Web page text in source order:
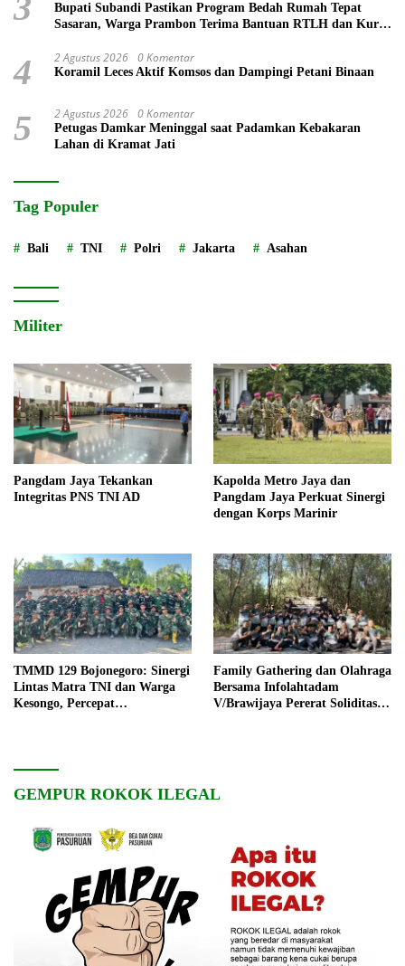
Bupati Subandi Pastikan Program Bedah Rumah Tepat
Sasaran, Warga Prambon Terima Bantuan RTLH dan Kursi
4 2 Agustus 2026 0 Komentar
Koramil Leces Aktif Komsos dan Dampingi Petani Binaan
5 2 Agustus 2026 0 Komentar
Petugas Damkar Meninggal saat Padamkan Kebakaran
Lahan di Kramat Jati
Tag Populer
Bali TNI Polri Jakarta Asahan
Militer
Pangdam Jaya Tekankan
Integritas PNS TNI AD
Kapolda Metro Jaya dan
Pangdam Jaya Perkuat Sinergi
dengan Korps Marinir
TMMD 129 Bojonegoro: Sinergi
Lintas Matra TNI dan Warga
Kesongo, Percepat
Family Gathering dan Olahraga
Bersama Infolahtadam
V/Brawijaya Pererat Soliditas
GEMPUR ROKOK ILEGAL